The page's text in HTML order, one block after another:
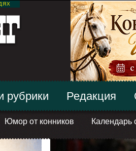
Юмор от конников Календарь
рубрики Редакция